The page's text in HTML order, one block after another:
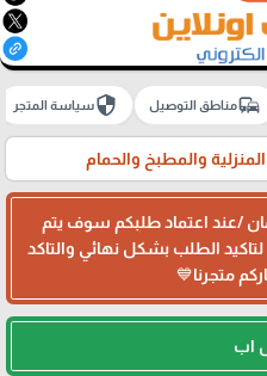
commuteمناطق التوصيل securityسياسة المتجر
والمطبخ والحمام
/عند اعتماد طلبكم سوف يتم
الطلب بشكل نهائي والتاكد
متجرنا💙
اب